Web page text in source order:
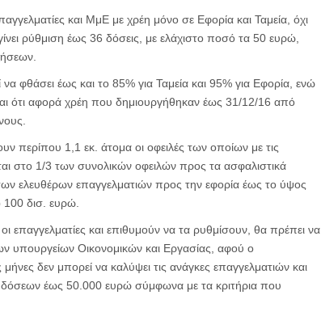
και ΜμΕ με χρέη μόνο σε Εφορία και Ταμεία, όχι
ρύθμιση έως 36 δόσεις, με ελάχιστο ποσό τα 50 ευρώ,
έως και το 85% για Ταμεία και 95% για Εφορία, ενώ
ότι αφορά χρέη που δημιουργήθηκαν έως 31/12/16 από
περίπου 1,1 εκ. άτομα οι οφειλές των οποίων με τις
στο 1/3 των συνολικών οφειλών προς τα ασφαλιστικά
ελευθέρων επαγγελματιών προς την εφορία έως το ύψος
100 δισ. ευρώ.
και επιθυμούν να τα ρυθμίσουν, θα πρέπει να
υπουργείων Οικονομικών και Εργασίας, αφού ο
δεν μπορεί να καλύψει τις ανάγκες επαγγελματιών και
δόσεων έως 50.000 ευρώ σύμφωνα με τα κριτήρια που